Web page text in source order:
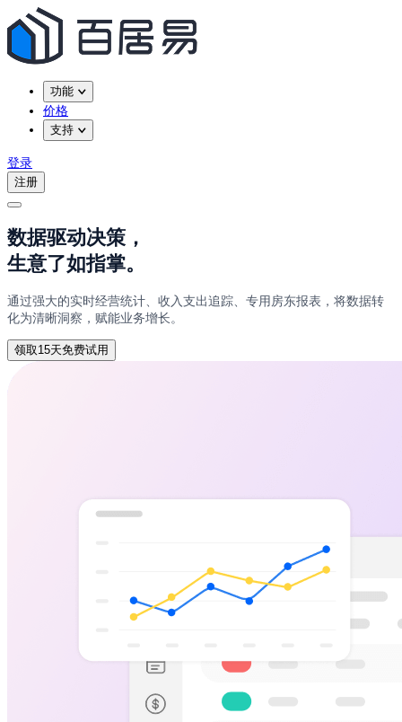
功能
价格
支持
登录
注册
数据驱动决策，
生意了如指掌。
通过强大的实时经营统计、收入支出追踪、专用房东报表，将数据转
化为清晰洞察，赋能业务增长。
领取15天免费试用